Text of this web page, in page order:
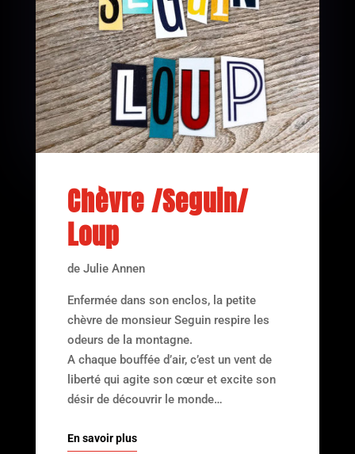
Chèvre /Seguin/
Loup
de Julie Annen
Enfermée dans son enclos, la petite
chèvre de monsieur Seguin respire les
odeurs de la montagne.
A chaque bouffée d’air, c’est un vent de
liberté qui agite son cœur et excite son
désir de découvrir le monde…
En savoir plus